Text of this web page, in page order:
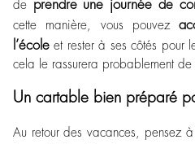
de prendre une journée de
cette manière, vous pouvez
l’école et rester à ses côtés pour
cela le rassurera probablement
Un cartable bien préparé
Au retour des vacances, pensez